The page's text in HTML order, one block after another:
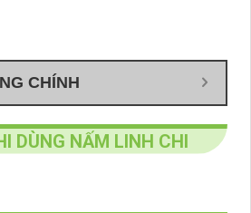
CHÍNH
DÙNG NẤM LINH CHI